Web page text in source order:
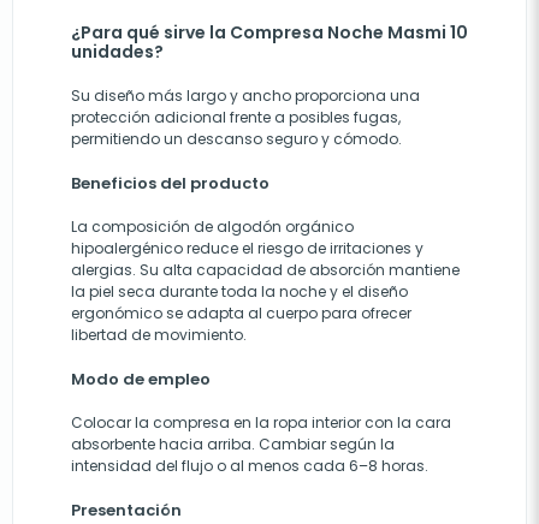
¿Para qué sirve la Compresa Noche Masmi 10
unidades?
Su diseño más largo y ancho proporciona una
protección adicional frente a posibles fugas,
permitiendo un descanso seguro y cómodo.
Beneficios del producto
La composición de algodón orgánico
hipoalergénico reduce el riesgo de irritaciones y
alergias. Su alta capacidad de absorción mantiene
la piel seca durante toda la noche y el diseño
ergonómico se adapta al cuerpo para ofrecer
libertad de movimiento.
Modo de empleo
Colocar la compresa en la ropa interior con la cara
absorbente hacia arriba. Cambiar según la
intensidad del flujo o al menos cada 6–8 horas.
Presentación